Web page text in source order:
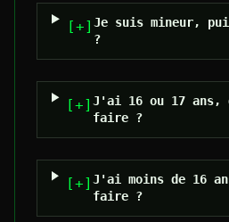
[+] Je suis mineur,
?
[+]J'ai 16 ou 17 ans,
faire ?
[+] J'ai moins de 16
faire ?